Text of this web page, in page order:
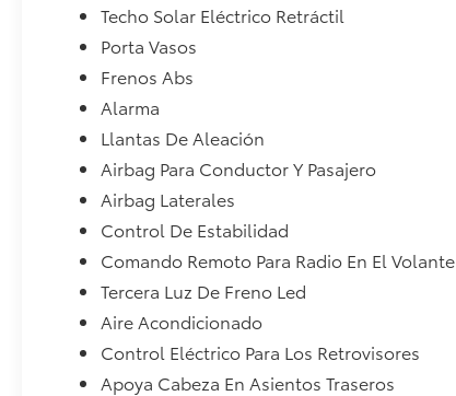
Techo Solar Eléctrico Retráctil
Porta Vasos
Frenos Abs
Alarma
Llantas De Aleación
Airbag Para Conductor Y Pasajero
Airbag Laterales
Control De Estabilidad
Comando Remoto Para Radio En El Volante
Tercera Luz De Freno Led
Aire Acondicionado
Control Eléctrico Para Los Retrovisores
Apoya Cabeza En Asientos Traseros